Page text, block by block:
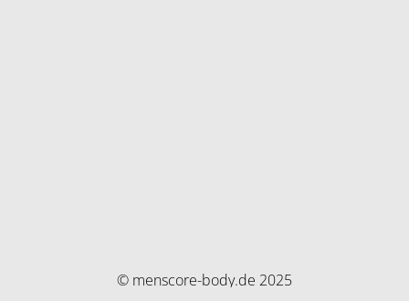
© menscore-body.de 2025